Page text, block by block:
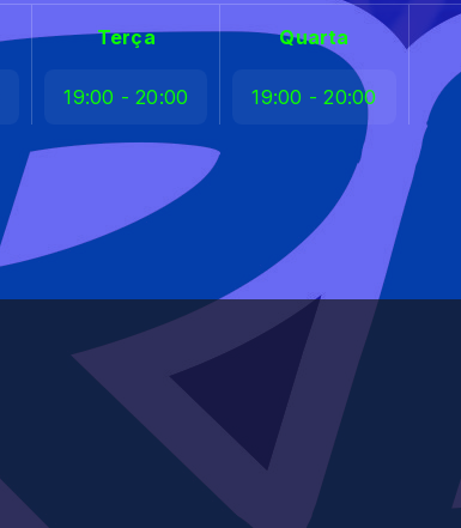
Terça
19:00 - 20:00
Quarta
19:00 - 20:00